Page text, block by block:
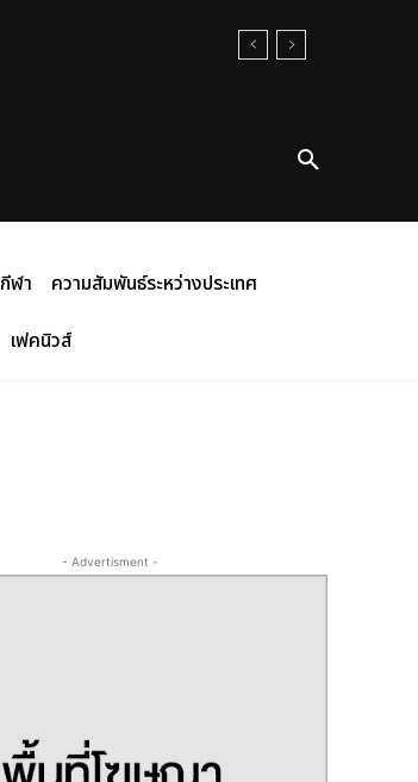
กีฬา
ความสัมพันธ์ระหว่างประเทศ
เฟคนิวส์
- Advertisment -